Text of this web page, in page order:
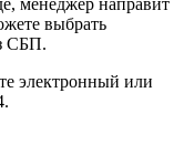
выбрать
СБП.
электронный или